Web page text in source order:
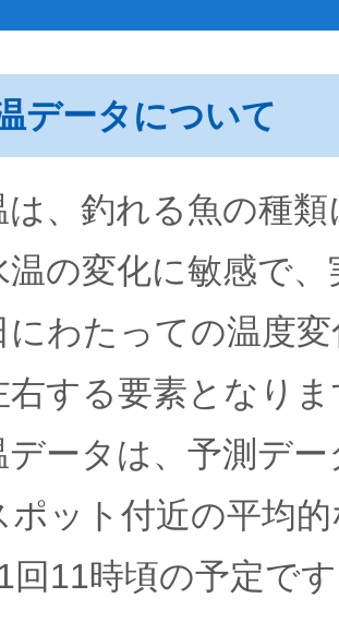
データについて
は、釣れる魚の種
温の変化に敏感で
にわたっての温度
右する要素となり
データは、予測デ
ポット付近の平均
回11時頃の予定で